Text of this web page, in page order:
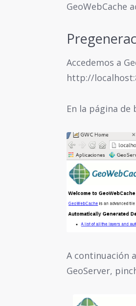
GeoWebCache
Accedemos a
http://
En la página de
A continuación
GeoServer,